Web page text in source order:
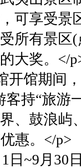
可享受景
所有景区
大奖。</
馆期间，
客持“旅游
、鼓浪屿
惠。</p>
~9月30日